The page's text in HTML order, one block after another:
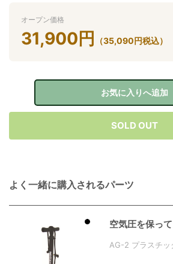
オープン価格
31,900円 （35,090円税込）
お気に入りへ追加
SOLD OUT
よく一緒に購入されるパーツ
空気圧を保っ
AG-2 プラスチッ